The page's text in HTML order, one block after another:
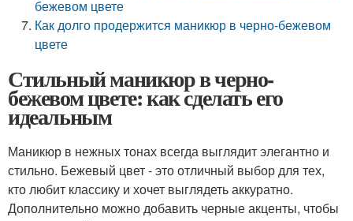
бежевом цвете
Как долго продержится маникюр в черно-бежевом
цвете
Стильный маникюр в черно-
бежевом цвете: как сделать его
идеальным
Маникюр в нежных тонах всегда выглядит элегантно и
стильно. Бежевый цвет - это отличный выбор для тех,
кто любит классику и хочет выглядеть аккуратно.
Дополнительно можно добавить черные акценты, чтобы